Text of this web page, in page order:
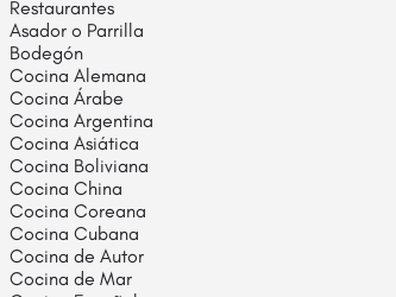
Restaurantes
Asador o Parrilla
Bodegón
Cocina Alemana
Cocina Árabe
Cocina Argentina
Cocina Asiática
Cocina Boliviana
Cocina China
Cocina Coreana
Cocina Cubana
Cocina de Autor
Cocina de Mar